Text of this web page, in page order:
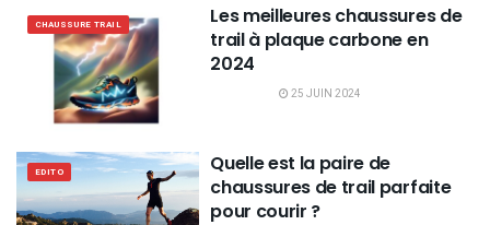
CHAUSSURE TRAIL
Les meilleures chaussures de
trail à plaque carbone en
2024
25 JUIN 2024
EDITO
Quelle est la paire de
chaussures de trail parfaite
pour courir ?